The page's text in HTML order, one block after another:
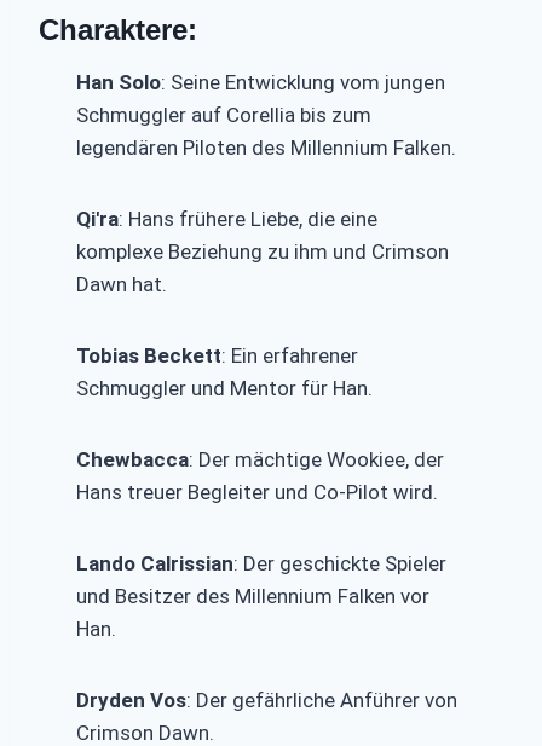
Charaktere:
Han Solo: Seine Entwicklung vom jungen
Schmuggler auf Corellia bis zum
legendären Piloten des Millennium Falken.
Qi'ra: Hans frühere Liebe, die eine
komplexe Beziehung zu ihm und Crimson
Dawn hat.
Tobias Beckett: Ein erfahrener
Schmuggler und Mentor für Han.
Chewbacca: Der mächtige Wookiee, der
Hans treuer Begleiter und Co-Pilot wird.
Lando Calrissian: Der geschickte Spieler
und Besitzer des Millennium Falken vor
Han.
Dryden Vos: Der gefährliche Anführer von
Crimson Dawn.